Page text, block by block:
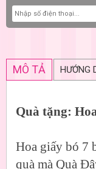
MÔ TẢ HƯỚNG
Quà tặng:
Hoa giấy bó 7
quà mà Quà